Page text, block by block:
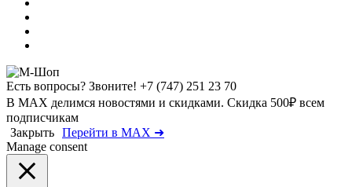
Есть вопросы? Звоните! +7 (747) 251 23 70
В MAX делимся новостями и скидками. Скидка 500₽ всем
подписчикам
Закрыть Перейти в MAX ➜
Manage consent